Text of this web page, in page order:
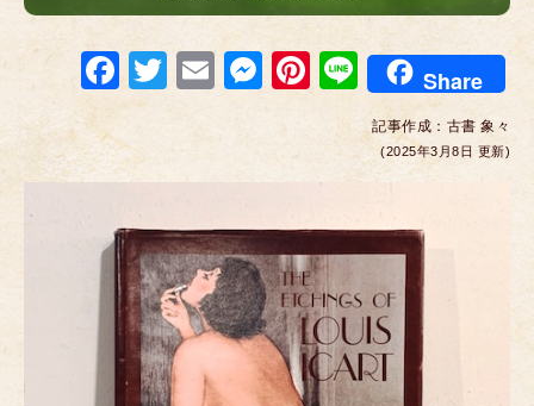
F
a
c
e
b
o
o
k
T
er
E M
e
ss
n
g
er
Pi
er
st
Li
n
e
Share
記事作成： 古書 象々
(2025年3月8日 更新)